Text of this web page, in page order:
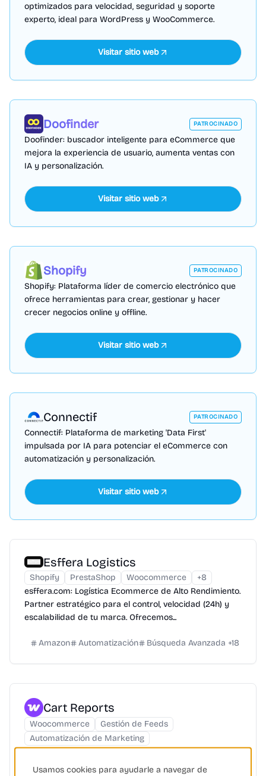
optimizados para velocidad, seguridad y soporte
experto, ideal para WordPress y WooCommerce.
Visitar sitio web
Doofinder PATROCINADO
Doofinder: buscador inteligente para eCommerce que
mejora la experiencia de usuario, aumenta ventas con
IA y personalización.
Visitar sitio web
Shopify PATROCINADO
Shopify: Plataforma líder de comercio electrónico que
ofrece herramientas para crear, gestionar y hacer
crecer negocios online y offline.
Visitar sitio web
Connectif PATROCINADO
Connectif: Plataforma de marketing 'Data First'
impulsada por IA para potenciar el eCommerce con
automatización y personalización.
Visitar sitio web
Esffera Logistics
Shopify PrestaShop Woocommerce +8
esffera.com: Logística Ecommerce de Alto Rendimiento.
Partner estratégico para el control, velocidad (24h) y
escalabilidad de tu marca. Ofrecemos...
Amazon Automatización Búsqueda Avanzada +18
Cart Reports
Woocommerce
Gestión de Feeds
Automatización de Marketing
Informes en tiempo real sobre carritos abandonados,
métricas clave y widget de escritorio para
Usamos cookies para ayudarle a navegar de